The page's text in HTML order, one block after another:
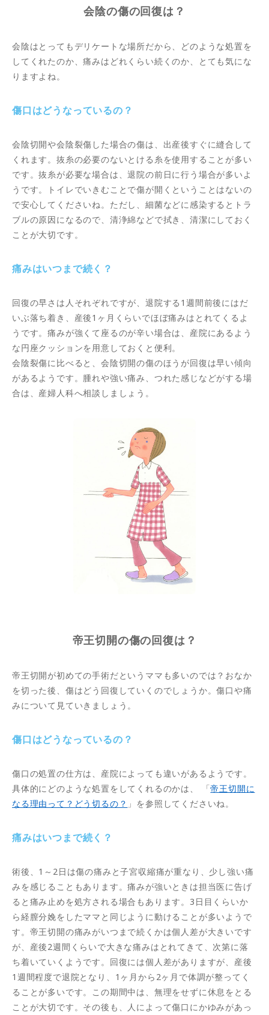
会陰の傷の回復は？
会陰はとってもデリケートな場所だから、どのような処置を
してくれたのか、痛みはどれくらい続くのか、とても気にな
りますよね。
傷口はどうなっているの？
会陰切開や会陰裂傷した場合の傷は、出産後すぐに縫合して
くれます。抜糸の必要のないとける糸を使用することが多い
です。抜糸が必要な場合は、退院の前日に行う場合が多いよ
うです。トイレでいきむことで傷が開くということはないの
で安心してくださいね。ただし、細菌などに感染するとトラ
ブルの原因になるので、清浄綿などで拭き、清潔にしておく
ことが大切です。
痛みはいつまで続く？
回復の早さは人それぞれですが、退院する1週間前後にはだ
いぶ落ち着き、産後1ヶ月くらいでほぼ痛みはとれてくるよ
うです。痛みが強くて座るのが辛い場合は、産院にあるよう
な円座クッションを用意しておくと便利。
会陰裂傷に比べると、会陰切開の傷のほうが回復は早い傾向
があるようです。腫れや強い痛み、つれた感じなどがする場
合は、産婦人科へ相談しましょう。
帝王切開の傷の回復は？
帝王切開が初めての手術だというママも多いのでは？おなか
を切った後、傷はどう回復していくのでしょうか。傷口や痛
みについて見ていきましょう。
傷口はどうなっているの？
傷口の処置の仕方は、産院によっても違いがあるようです。
具体的にどのような処置をしてくれるのかは、 「帝王切開に
なる理由って？どう切るの？ 」を参照してくださいね。
痛みはいつまで続く？
術後、1～2日は傷の痛みと子宮収縮痛が重なり、少し強い痛
みを感じることもあります。痛みが強いときは担当医に告げ
ると痛み止めを処方される場合もあります。3日目くらいか
ら経膣分娩をしたママと同じように動けることが多いようで
す。帝王切開の痛みがいつまで続くかは個人差が大きいです
が、産後2週間くらいで大きな痛みはとれてきて、次第に落
ち着いていくようです。回復には個人差がありますが、産後
1週間程度で退院となり、1ヶ月から2ヶ月で体調が整ってく
ることが多いです。この期間中は、無理をせずに休息をとる
ことが大切です。その後も、人によって傷口にかゆみがあっ